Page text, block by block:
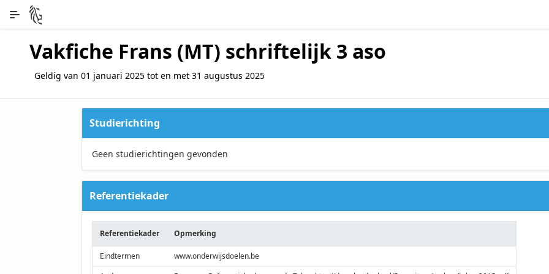
Skip to Main Content
Vakfiche Frans (MT) schriftelijk 3 aso
Geldig van 01 januari 2025 tot en met 31 augustus 2025
content
Studierichting
Geen studierichtingen gevonden
Referentiekader
Referentiekader Opmerking
Eindtermen
www.onderwijsdoelen.be